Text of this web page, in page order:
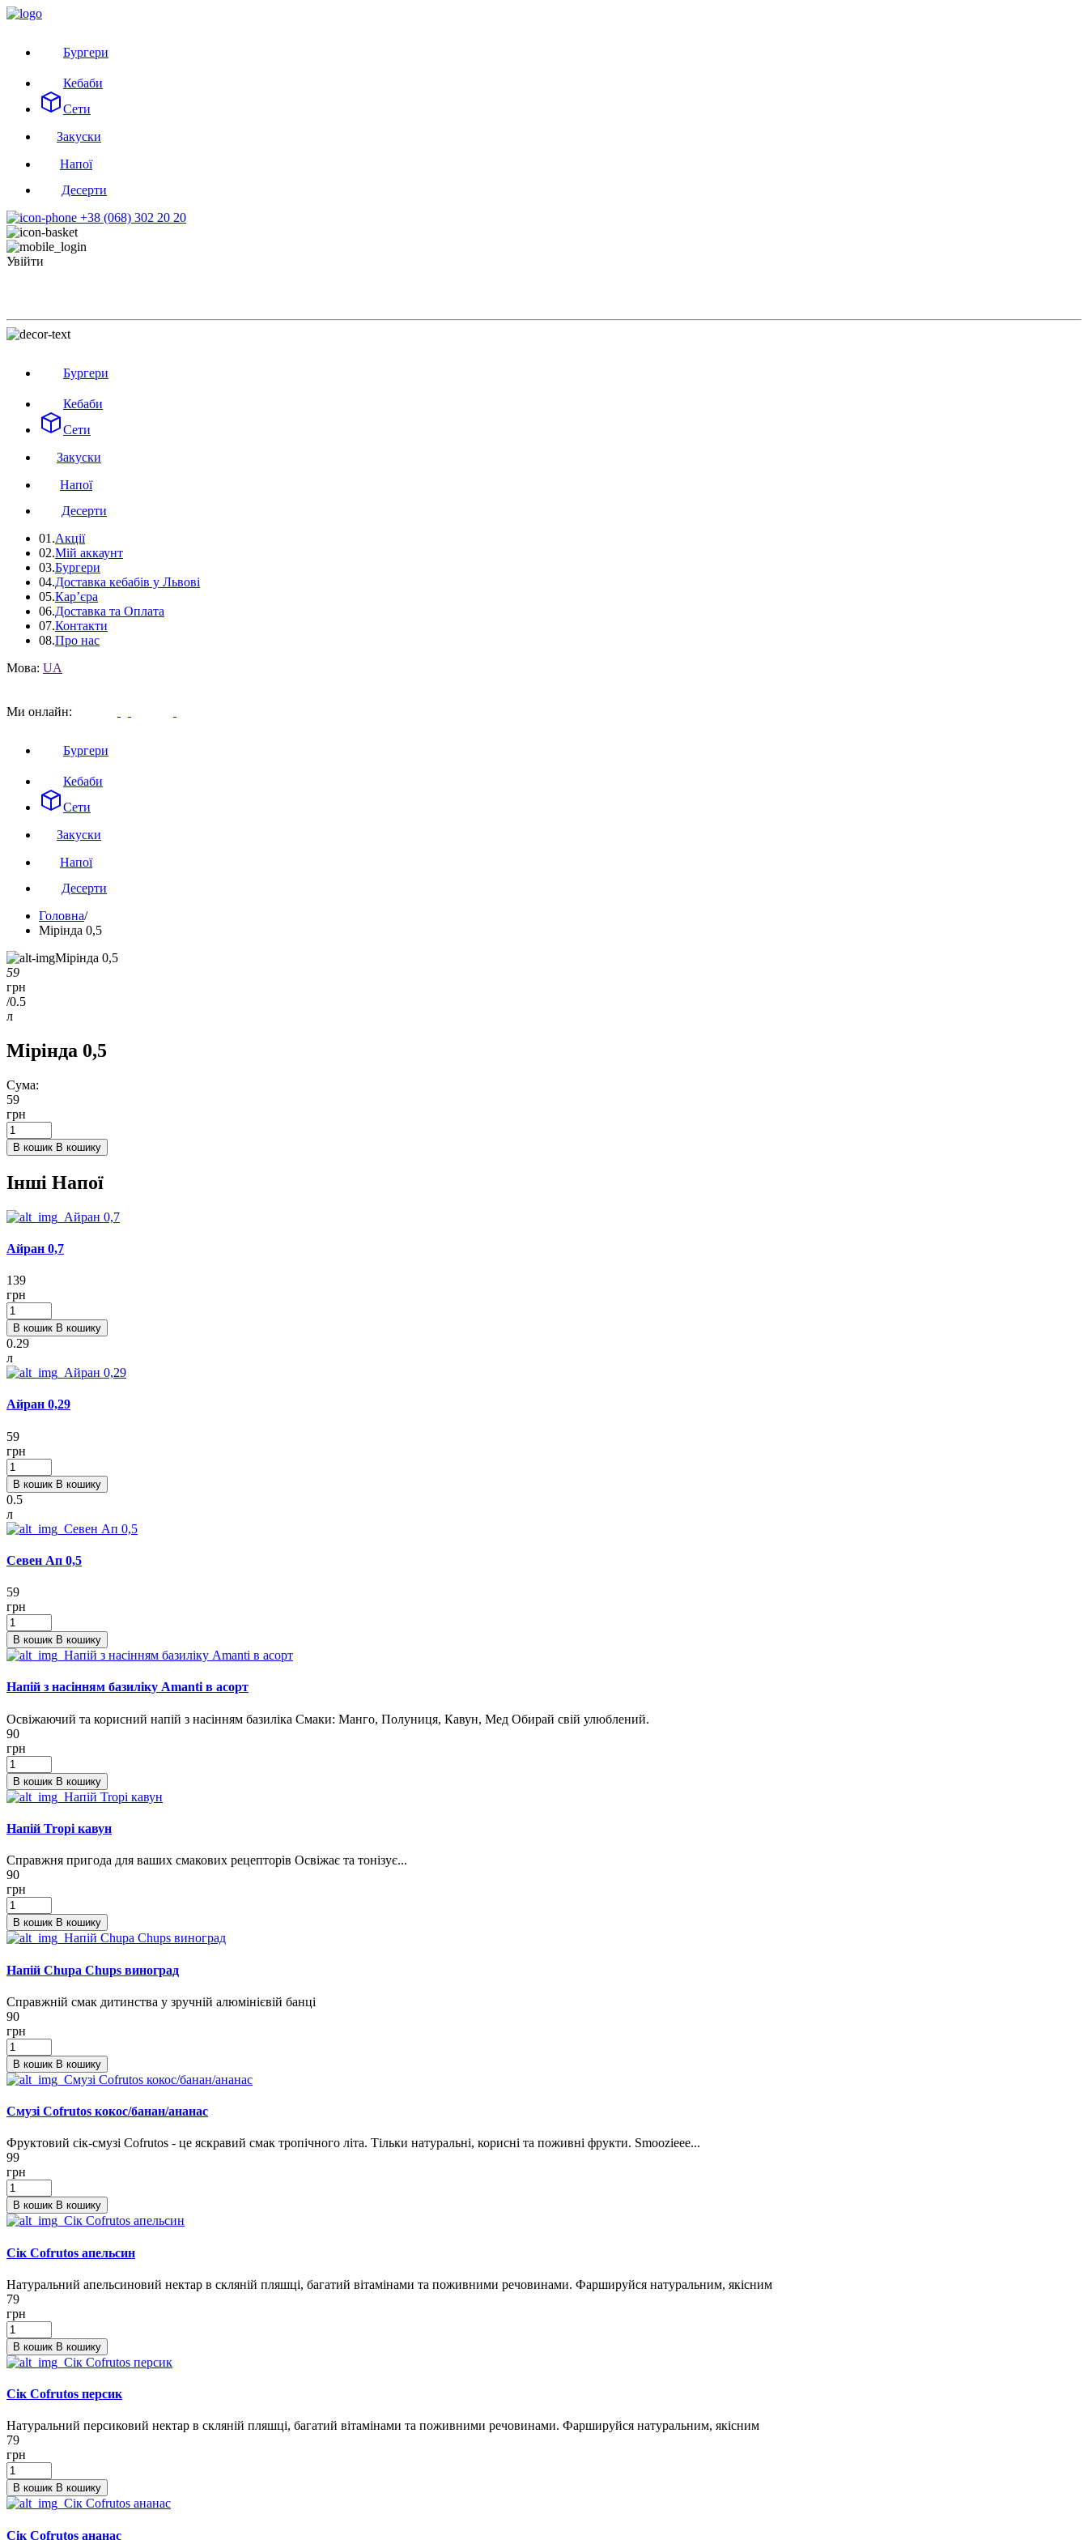
Бургери
Кебаби
Сети
Закуски
Напої
Десерти
+38 (068) 302 20 20
Увійти
Бургери
Кебаби
Сети
Закуски
Напої
Десерти
01.Акції
02.Мій аккаунт
03.Бургери
04.Доставка кебабів у Львові
05.Кар’єра
06.Доставка та Оплата
07.Контакти
08.Про нас
Мова: UA
Ми онлайн:
Бургери
Кебаби
Сети
Закуски
Напої
Десерти
Головна/
Мірінда 0,5
59
грн
/0.5
л
Мірінда 0,5
Сума:
59
грн
В кошик В кошику
Інші Напої
Айран 0,7
139
грн
В кошик В кошику
0.29
л
Айран 0,29
59
грн
В кошик В кошику
0.5
л
Севен Ап 0,5
59
грн
В кошик В кошику
Напій з насінням базиліку Amanti в асорт
Освіжаючий та корисний напій з насінням базиліка Смаки: Манго, Полуниця, Кавун, Мед Обирай свій улюблений.
90
грн
В кошик В кошику
Напій Tropi кавун
Справжня пригода для ваших смакових рецепторів Освіжає та тонізує...
90
грн
В кошик В кошику
Напій Chupa Chups виноград
Справжній смак дитинства у зручній алюмінієвій банці
90
грн
В кошик В кошику
Смузі Cofrutos кокос/банан/ананас
Фруктовий сік-смузі Cofrutos - це яскравий смак тропічного літа. Тільки натуральні, корисні та поживні фрукти. Smoozieee...
99
грн
В кошик В кошику
Сік Cofrutos апельсин
Натуральний апельсиновий нектар в скляній пляшці, багатий вітамінами та поживними речовинами. Фаршируйся натуральним, якісним
79
грн
В кошик В кошику
Сік Cofrutos персик
Натуральний персиковий нектар в скляній пляшці, багатий вітамінами та поживними речовинами. Фаршируйся натуральним, якісним
79
грн
В кошик В кошику
Сік Cofrutos ананас